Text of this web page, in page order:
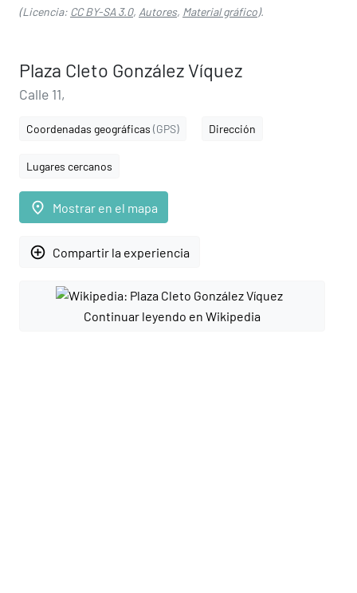
(Licencia: CC BY-SA 3.0, Autores, Material gráfico).
Plaza Cleto González Víquez
Calle 11,
Coordenadas geográficas (GPS) Dirección
Lugares cercanos
place Mostrar en el mapa
add_circle_outline Compartir la experiencia
Continuar leyendo en Wikipedia